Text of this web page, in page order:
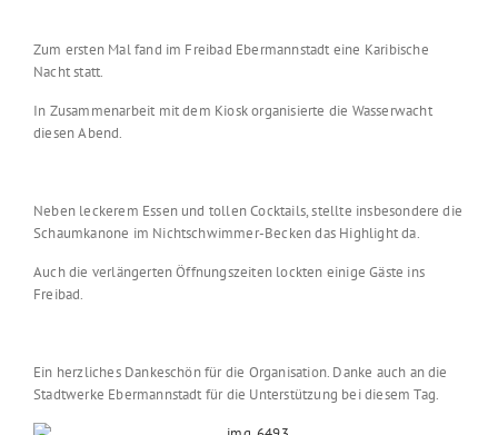
Zum ersten Mal fand im Freibad Ebermannstadt eine Karibische
Nacht statt.
In Zusammenarbeit mit dem Kiosk organisierte die Wasserwacht
diesen Abend.
Neben leckerem Essen und tollen Cocktails, stellte insbesondere die
Schaumkanone im Nichtschwimmer-Becken das Highlight da.
Auch die verlängerten Öffnungszeiten lockten einige Gäste ins
Freibad.
Ein herzliches Dankeschön für die Organisation. Danke auch an die
Stadtwerke Ebermannstadt für die Unterstützung bei diesem Tag.